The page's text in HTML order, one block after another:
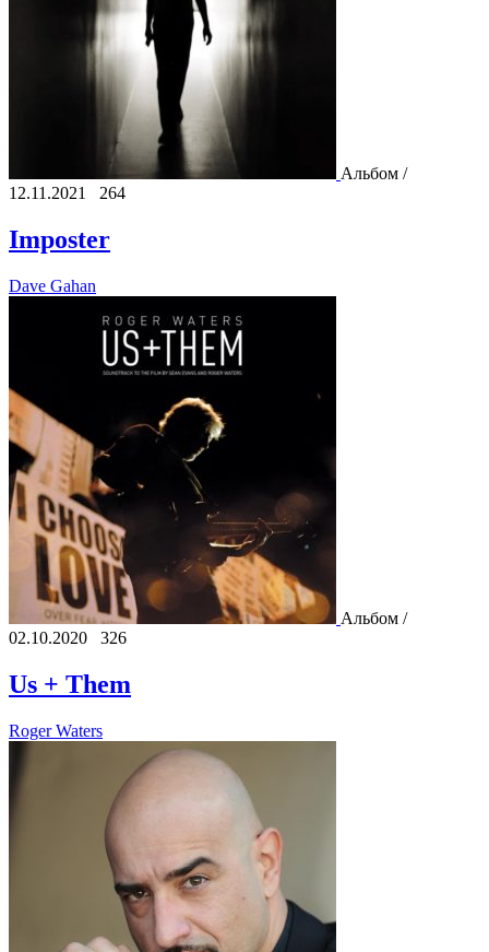
Альбом /
12.11.2021
264
Imposter
Dave Gahan
Альбом /
02.10.2020
326
Us + Them
Roger Waters